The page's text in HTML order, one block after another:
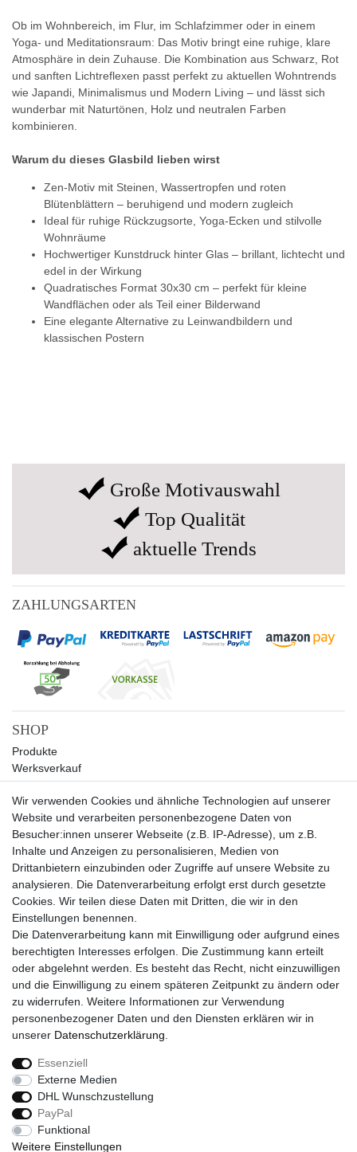
Ob im Wohnbereich, im Flur, im Schlafzimmer oder in einem
Yoga- und Meditationsraum: Das Motiv bringt eine ruhige, klare
Atmosphäre in dein Zuhause. Die Kombination aus Schwarz, Rot
und sanften Lichtreflexen passt perfekt zu aktuellen Wohntrends
wie Japandi, Minimalismus und Modern Living – und lässt sich
wunderbar mit Naturtönen, Holz und neutralen Farben
kombinieren.
Warum du dieses Glasbild lieben wirst
Zen-Motiv mit Steinen, Wassertropfen und roten
Blütenblättern – beruhigend und modern zugleich
Ideal für ruhige Rückzugsorte, Yoga-Ecken und stilvolle
Wohnräume
Hochwertiger Kunstdruck hinter Glas – brillant, lichtecht und
edel in der Wirkung
Quadratisches Format 30x30 cm – perfekt für kleine
Wandflächen oder als Teil einer Bilderwand
Eine elegante Alternative zu Leinwandbildern und
klassischen Postern
Große Motivauswahl
Top Qualität
aktuelle Trends
ZAHLUNGSARTEN
SHOP
Produkte
Werksverkauf
Sale
UNTERNEHMEN
Über uns
Kontakt
SERVICE
Versand
Zahlung
Hilfe
RECHTLICHES
Widerrufsrecht
Widerrufsformular
Impressum
Datenschutzerklärung
Widerrufs­recht Widerrufs­formular
Wir verwenden Cookies und ähnliche Technologien auf unserer
Website und verarbeiten personenbezogene Daten von
Besucher:innen unserer Webseite (z.B. IP-Adresse), um z.B.
Inhalte und Anzeigen zu personalisieren, Medien von
Drittanbietern einzubinden oder Zugriffe auf unsere Website zu
analysieren. Die Datenverarbeitung erfolgt erst durch gesetzte
Cookies. Wir teilen diese Daten mit Dritten, die wir in den
Einstellungen benennen.
Die Datenverarbeitung kann mit Einwilligung oder aufgrund eines
berechtigten Interesses erfolgen. Die Zustimmung kann erteilt
oder abgelehnt werden. Es besteht das Recht, nicht einzuwilligen
und die Einwilligung zu einem späteren Zeitpunkt zu ändern oder
zu widerrufen. Weitere Informationen zur Verwendung
personenbezogener Daten und den Diensten erklären wir in
unserer Daten­schutz­erklärung
Essenziell
Externe Medien
DHL Wunschzustellung
PayPal
Funktional
Weitere Einstellungen